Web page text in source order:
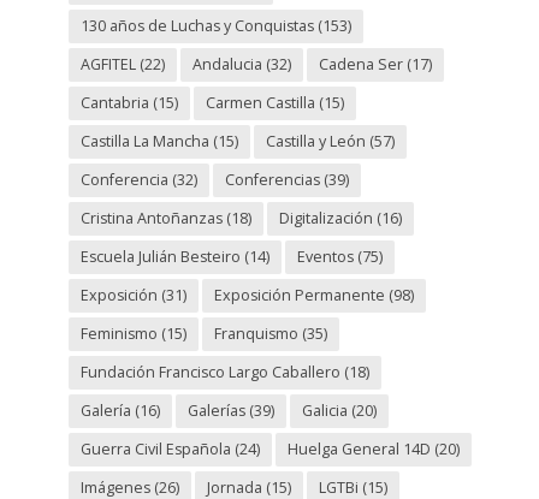
130 años de Luchas y Conquistas(153)
AGFITEL(22) Andalucia (32) Cadena Ser(17)
Cantabria (15) Carmen Castilla (15)
Castilla La Mancha (15) Castilla y León (57)
Conferencia (32) Conferencias(39)
Cristina Antoñanzas(18) Digitalización (16)
Escuela Julián Besteiro (14) Eventos(75)
Exposición (31) Exposición Permanente (98)
Feminismo (15) Franquismo (35)
Fundación Francisco Largo Caballero (18)
Galería (16) Galerías(39) Galicia (20)
Guerra Civil Española (24) Huelga General 14D (20)
Imágenes(26) Jornada (15) LGTBi (15)